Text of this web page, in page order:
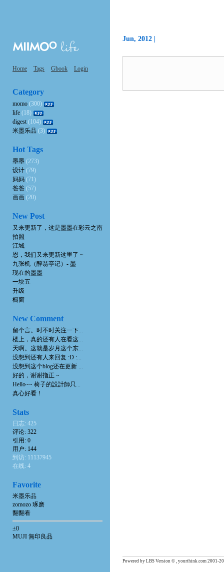
Home Tags Gbook Login
Jun, 2012 |
Category
momo (300)
life (18)
digest(104)
米墨乐品 (3)
Hot Tags
墨墨 (273)
设计 (79)
妈妈 (71)
爸爸 (57)
画画 (20)
New Post
又来更新了，这是墨墨在彩云之南
拍照
江城
恩，我们又来更新这里了 ~
九张机（醉翁亭记）- 墨
现在的墨墨
一块五
升级
橱窗
New Comment
留个言。时不时关注一下...
楼上，真的还有人在看这...
天啊。这就是岁月这个东...
没想到还有人来回复 :D :...
没想到这个blog还在更新 ...
好的，谢谢指正 ~
Hello~~ 椅子的設計師只...
真心好看！
Stats
日志: 425
评论: 322
引用: 0
用户: 144
到访: 11137945
在线: 4
Favorite
米墨乐品
zomozo 琢磨
翻翻看
±0
MUJI 無印良品
Powered by LBS Version © , yourthink.com 2001-